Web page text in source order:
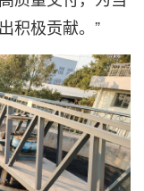
积极贡献。”